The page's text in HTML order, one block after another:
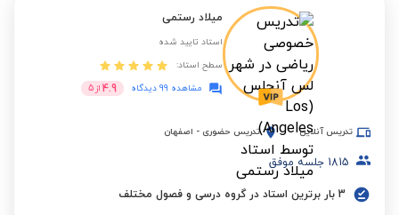
میلاد رستمی
استاد تایید شده
سطح استاد:
مشاهده 99 دیدگاه
4.9 از 5
تدریس آنلاین تدریس حضوری - اصفهان
1815 جلسه موفق
3 بار برترین استاد در گروه درسی و فصول مختلف